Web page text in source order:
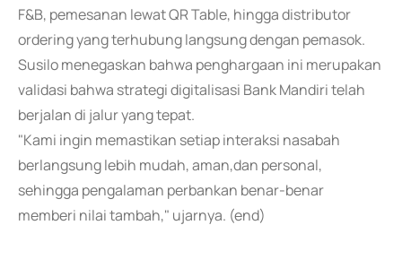
F&B, pemesanan lewat QR Table, hingga distributor
ordering yang terhubung langsung dengan pemasok.
Susilo menegaskan bahwa penghargaan ini merupakan
validasi bahwa strategi digitalisasi Bank Mandiri telah
berjalan di jalur yang tepat.
"Kami ingin memastikan setiap interaksi nasabah
berlangsung lebih mudah, aman,dan personal,
sehingga pengalaman perbankan benar-benar
memberi nilai tambah," ujarnya. (end)